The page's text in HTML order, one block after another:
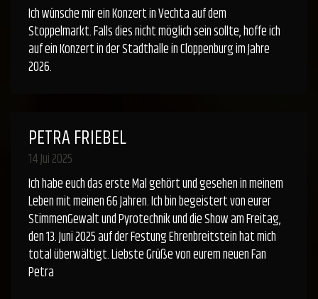
Ich wünsche mir ein Konzert in Vechta auf dem
Stoppelmarkt. Falls dies nicht möglich sein sollte, hoffe ich
auf ein Konzert in der Stadthalle in Cloppenburg im Jahre
2026.
PETRA FRIEBEL
14 Jui 2025
Ich habe euch das erste Mal gehört und gesehen in meinem
Leben mit meinen 66 Jahren. Ich bin begeistert von eurer
StimmenGewalt und Pyrotechnik und die Show am Freitag,
den 13. Juni 2025 auf der Festung Ehrenbreitstein hat mich
total überwältigt. Liebste Grüße von eurem neuen Fan
Petra